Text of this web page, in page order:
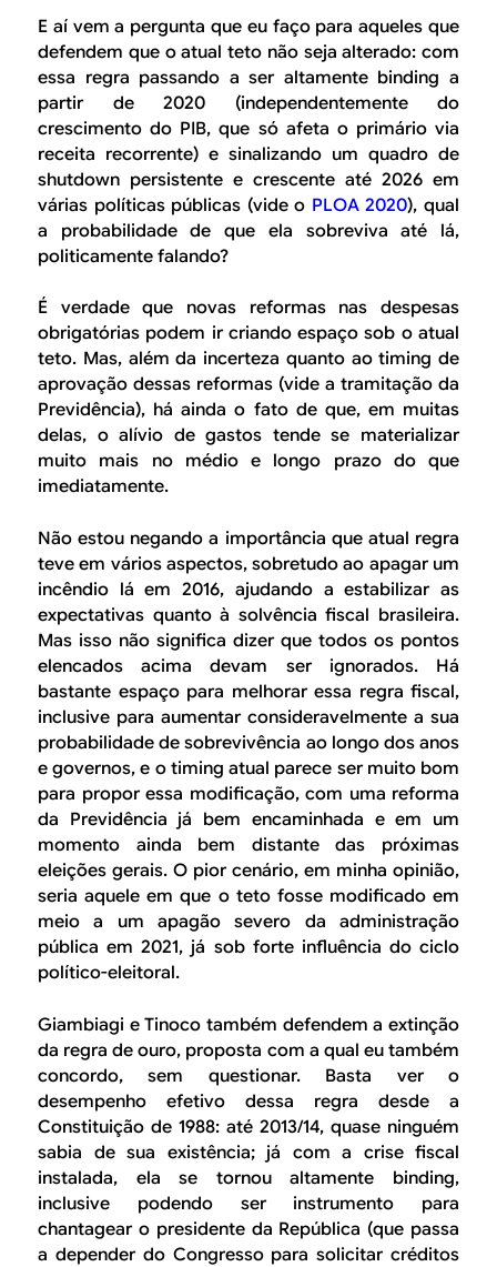
E aí vem a pergunta que eu faço para aqueles que
defendem que o atual teto não seja alterado: com
essa regra passando a ser altamente binding a
partir de 2020 (independentemente do
crescimento do PIB, que só afeta o primário via
receita recorrente) e sinalizando um quadro de
shutdown persistente e crescente até 2026 em
várias políticas públicas (vide o PLOA 2020), qual
a probabilidade de que ela sobreviva até lá,
politicamente falando?
É verdade que novas reformas nas despesas
obrigatórias podem ir criando espaço sob o atual
teto. Mas, além da incerteza quanto aotiming de
aprovação dessas reformas (vide a tramitação da
Previdência), há ainda o fato de que, em muitas
delas, o alívio de gastos tende se materializar
muito mais no médio e longo prazo do que
imediatamente.
Não estou negando a importância que atual regra
teve em vários aspectos, sobretudo ao apagar um
incêndio lá em 2016, ajudando a estabilizar as
expectativas quanto à solvência fiscal brasileira.
Mas isso não significa dizer que todos os pontos
elencados acima devam ser ignorados. Há
bastante espaço para melhorar essa regra fiscal,
inclusive para aumentar consideravelmente a sua
probabilidade de sobrevivência ao longo dos anos
e governos, e o timing atual parece ser muito bom
para propor essa modificação, com uma reforma
da Previdência já bem encaminhada e em um
momento ainda bem distante das próximas
eleições gerais. O pior cenário, em minha opinião,
seria aquele em que o teto fosse modificado em
meio a um apagão severo da administração
pública em 2021, já sob forte influência do ciclo
político-eleitoral.
Giambiagi e Tinoco também defendem a extinção
da regra de ouro, proposta com a qual eu também
concordo, sem questionar. Basta ver o
desempenho efetivo dessa regra desde a
Constituição de 1988: até 2013/14, quase ninguém
sabia de sua existência; já com a crise fiscal
instalada, ela se tornou altamente binding,
inclusive podendo ser instrumento para
chantagear o presidente da República (que passa
a depender do Congresso para solicitar créditos